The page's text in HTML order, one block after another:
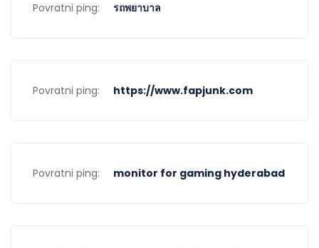
Povratni ping: รถพยาบาล
Povratni ping: https://www.fapjunk.com
Povratni ping: monitor for gaming hyderabad